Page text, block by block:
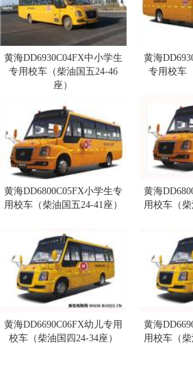
黄海DD6930C04FX中小学生
专用校车（柴油国五24-46
座）
黄海
专用校车
黄海DD6800C05FX小学生专
用校车（柴油国五24-41座）
黄海
用校车（柴
黄海DD6690C06FX幼儿专用
校车（柴油国四24-34座）
黄海
用校车（柴